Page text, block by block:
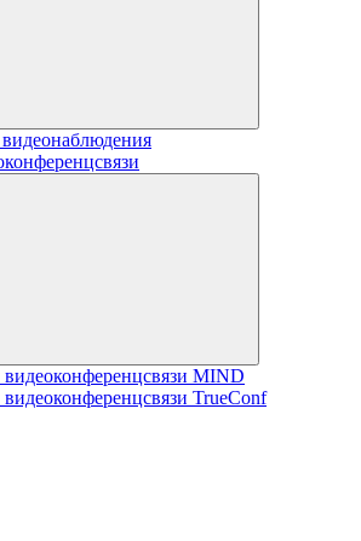
MIND
TrueConf